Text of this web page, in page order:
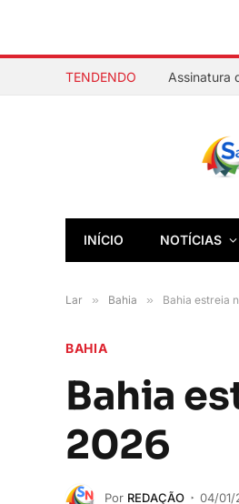
TENDENDO
INÍCIO NOTÍCIAS
Lar » Bahia » Bahia estreia
BAHIA
Bahia
2026
Por REDAÇÃO 04/01/